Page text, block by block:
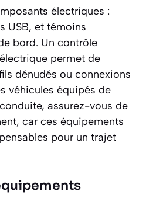
électriques :
USB, et témoins
bord. Un contrôle
permet de
dénudés ou connexions
véhicules équipés de
assurez-vous de
car ces équipements
pour un trajet